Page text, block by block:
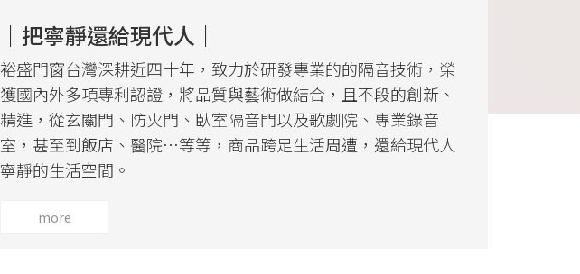
｜把寧靜還給現代人｜
裕盛門窗台灣深耕近四十年，致力於研發專業的的隔音技術，榮
獲國內外多項專利認證，將品質與藝術做結合，且不段的創新、
精進，從玄關門、防火門、臥室隔音門以及歌劇院、專業錄音
室，甚至到飯店、醫院…等等，商品跨足生活周遭，還給現代人
寧靜的生活空間。
more